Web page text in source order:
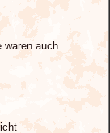
waren auch